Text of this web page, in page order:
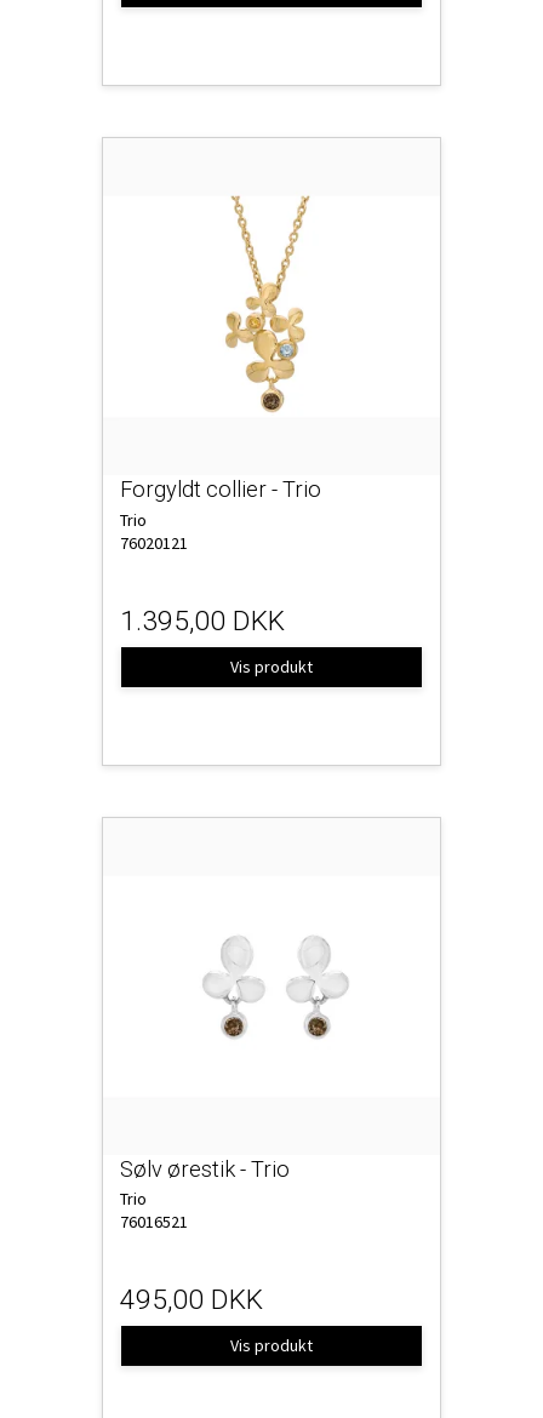
Forgyldt collier - Trio
Trio
76020121
1.395,00 DKK
Vis produkt
Sølv ørestik - Trio
Trio
76016521
495,00 DKK
Vis produkt